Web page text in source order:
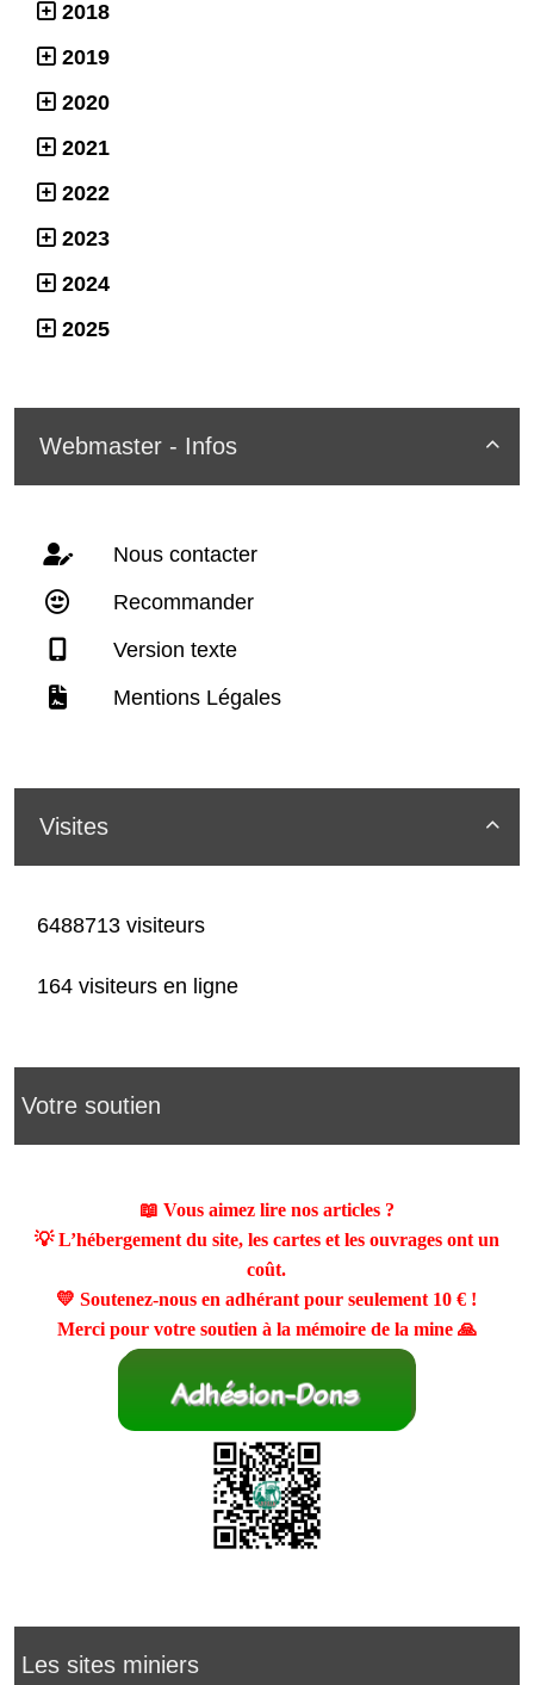
2018
2019
2020
2021
2022
2023
2024
2025

Webmaster - Infos
Nous contacter
Recommander
Version texte
Mentions Légales

Visites
6488713 visiteurs
164 visiteurs en ligne
Votre soutien
📖 Vous aimez lire nos articles ?
💡 L’hébergement du site, les cartes et les ouvrages ont un
coût.
💛 Soutenez-nous en adhérant pour seulement 10 € !
Merci pour votre soutien à la mémoire de la mine 🙏
Les sites miniers